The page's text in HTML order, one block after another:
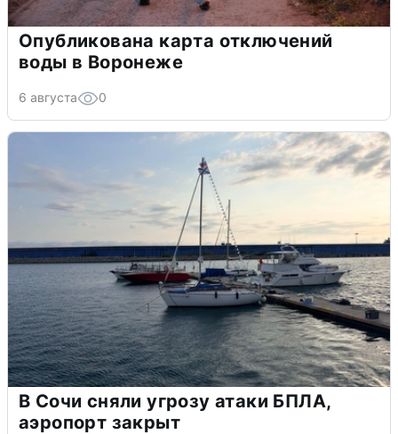
Опубликована карта отключений
воды в Воронеже
6 августа 0
В Сочи сняли угрозу атаки БПЛА,
аэропорт закрыт